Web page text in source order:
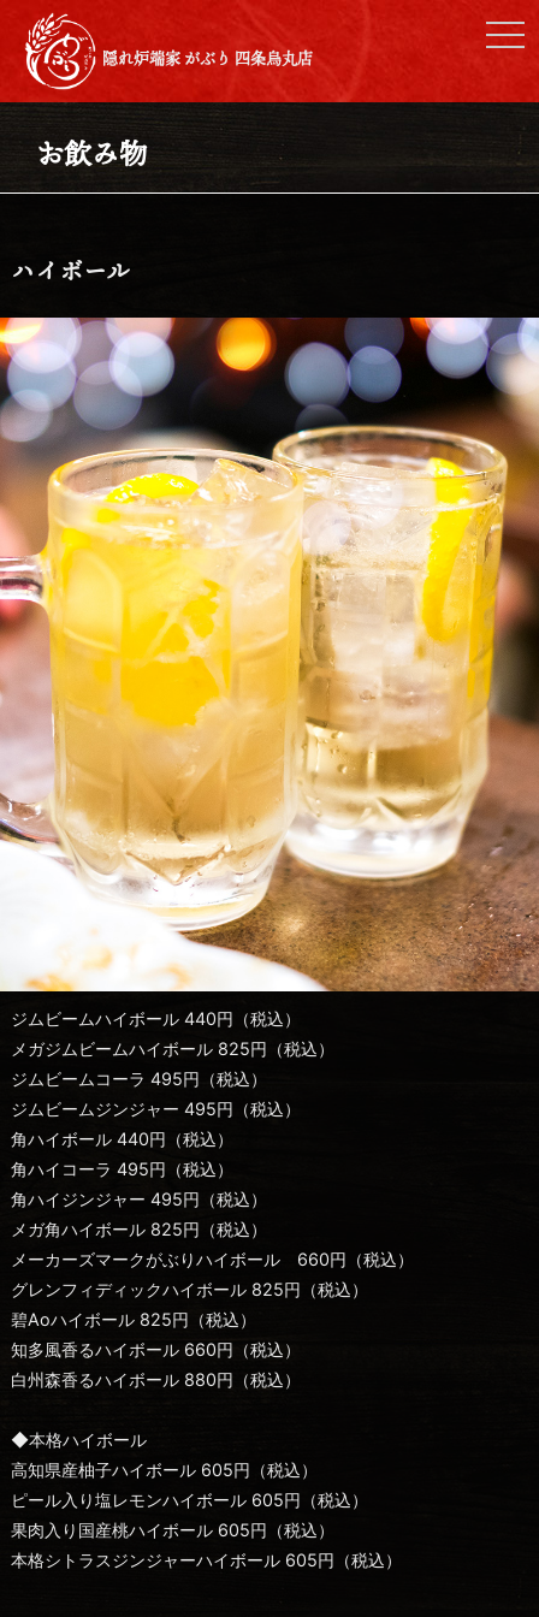
隠れ炉端家 がぶり 四条烏丸店
お飲み物
ハイボール
ジムビームハイボール 440円（税込）
メガジムビームハイボール 825円（税込）
ジムビームコーラ 495円（税込）
ジムビームジンジャー 495円（税込）
角ハイボール 440円（税込）
角ハイコーラ 495円（税込）
角ハイジンジャー 495円（税込）
メガ角ハイボール 825円（税込）
メーカーズマークがぶりハイボール 660円（税込）
グレンフィディックハイボール 825円（税込）
碧Aoハイボール 825円（税込）
知多風香るハイボール 660円（税込）
白州森香るハイボール 880円（税込）
◆本格ハイボール
高知県産柚子ハイボール 605円（税込）
ピール入り塩レモンハイボール 605円（税込）
果肉入り国産桃ハイボール 605円（税込）
本格シトラスジンジャーハイボール 605円（税込）